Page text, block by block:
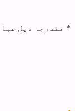
* مندرجہ ذیل